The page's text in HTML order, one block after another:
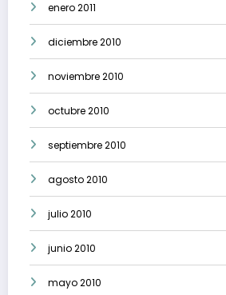
enero 2011
diciembre 2010
noviembre 2010
octubre 2010
septiembre 2010
agosto 2010
julio 2010
junio 2010
mayo 2010